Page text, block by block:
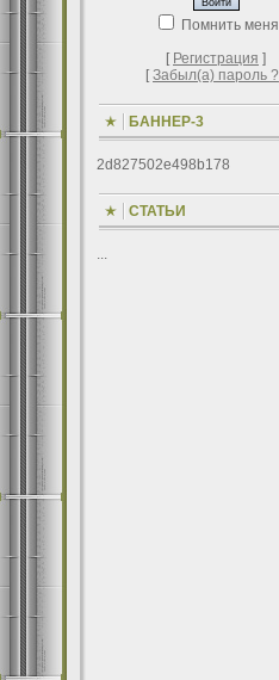
Помнить меня
[ Регистрация ]
[Забыл(а) пароль ?
БАННЕР-3
2d827502e498b178
СТАТЬИ
...